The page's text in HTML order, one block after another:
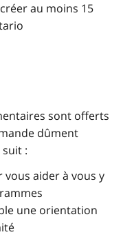
au moins 15
sont offerts
dûment
:
aider à vous y
une orientation